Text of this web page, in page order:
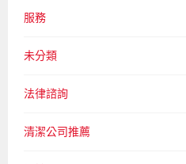
服務
未分類
法律諮詢
清潔公司推薦